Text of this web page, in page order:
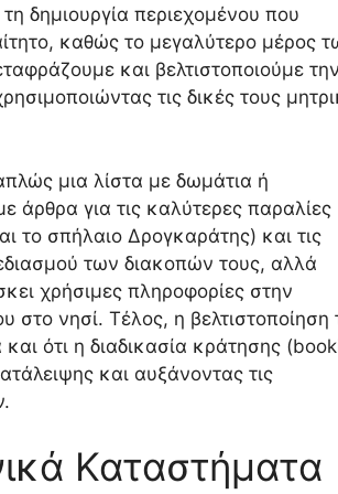
δημιουργία περιεχομένου που
καθώς το μεγαλύτερο μέρος
και βελτιστοποιούμε την
τις δικές τους
μια λίστα με δωμάτια ή
άρθρα για τις καλύτερες παραλίες
το σπήλαιο Δρογκαράτης) και τις
των διακοπών τους, αλλά
χρήσιμες πληροφορίες στην
στο νησί. Τέλος, η βελτιστοποίηση
ότι η διαδικασία κράτησης
και αυξάνοντας τις
Καταστήματα